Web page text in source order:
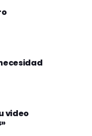
video